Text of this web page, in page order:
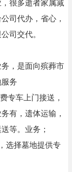
很多逝者家属减
司代办，省心，
司交代。
，是面向殡葬市
务
专车上门接送，
有，遗体运输，
等。业务；
选择墓地提供专